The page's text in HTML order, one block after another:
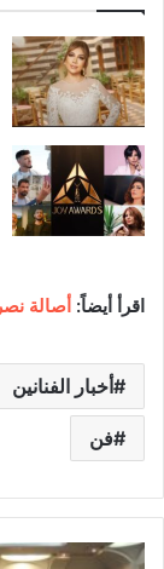
اقرأ أيضاً: أصالة
أخبار الفنانين
فن
ا